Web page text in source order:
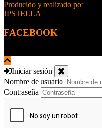
Producido y realizado por
JPSTELLA
FACEBOOK
Iniciar sesión
Nombre de usuario
Contraseña